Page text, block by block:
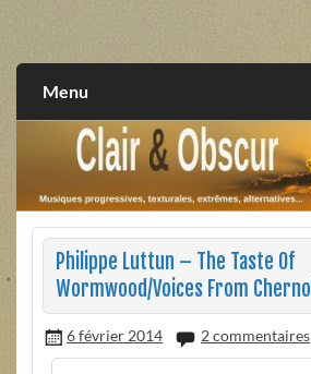
extrêmes, alternatives, texturales
Menu
Philippe Luttun – The Taste Of
Wormwood/Voices From
6 février 2014 2 commentaires